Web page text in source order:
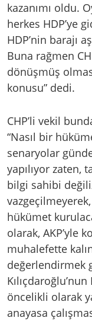
kazanımı oldu.
herkes HDP’ye
HDP’nin barajı
Buna rağmen
dönüşmüş
konusu” dedi.
CHP’li vekil
“Nasıl bir
senaryolar
yapılıyor zaten,
bilgi sahibi
hükümet
olarak, AKP’yle
muhalefette
değerlendirmek
öncelikli olarak
anayasa